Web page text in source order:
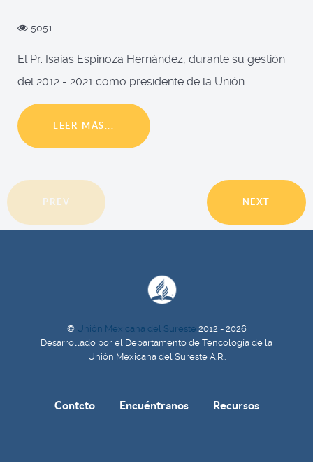
5051
El Pr. Isaias Espinoza Hernández, durante su gestión
del 2012 - 2021 como presidente de la Unión...
LEER MÁS...
PREV NEXT
© Unión Mexicana del Sureste 2012 - 2026
Desarrollado por el Departamento de Tencología de la
Unión Mexicana del Sureste A.R..
Contcto Encuéntranos Recursos